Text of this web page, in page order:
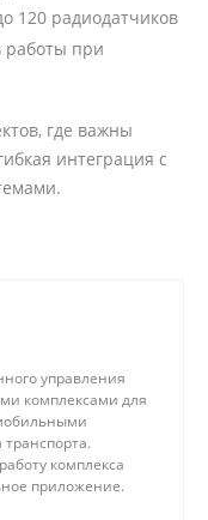
120 радиодатчиков
работы при
где важны
интеграция с
управления
комплексами для
комплекса
приложение.